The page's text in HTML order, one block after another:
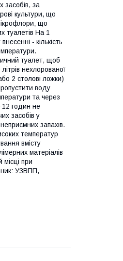
засобів, за
культури, що
що
туалетів На 1
- кількість
туалет, щоб
нехлорованої
2 столові ложки)
воду
та через
12 годин не
засобів у
запахів.
температур
вмісту
матеріалів
при
УЗВПП,